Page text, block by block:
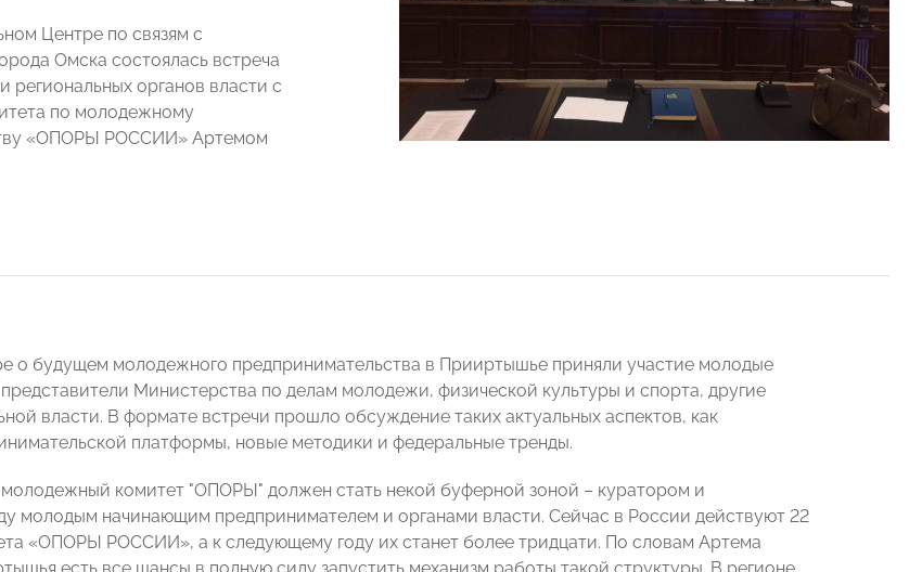
Центре по связям с
Омска состоялась встреча
региональных органов власти с
по молодежному
«ОПОРЫ РОССИИ» Артемом
о будущем молодежного предпринимательства в Прииртышье приняли участие молодые
Министерства по делам молодежи, физической культуры и спорта, другие
власти. В формате встречи прошло обсуждение таких актуальных аспектов, как
платформы, новые методики и федеральные тренды.
молодежный комитет "ОПОРЫ" должен стать некой буферной зоной – куратором и
молодым начинающим предпринимателем и органами власти. Сейчас в России действуют 22
«ОПОРЫ РОССИИ», а к следующему году их станет более тридцати. По словам Артема